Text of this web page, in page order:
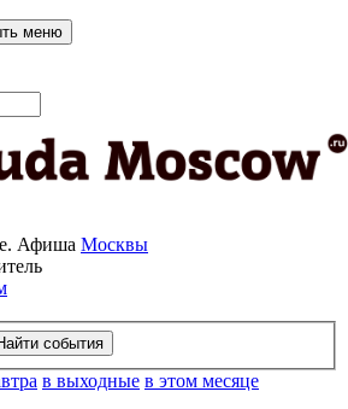
меню
Афиша Москвы
в выходные в этом месяце